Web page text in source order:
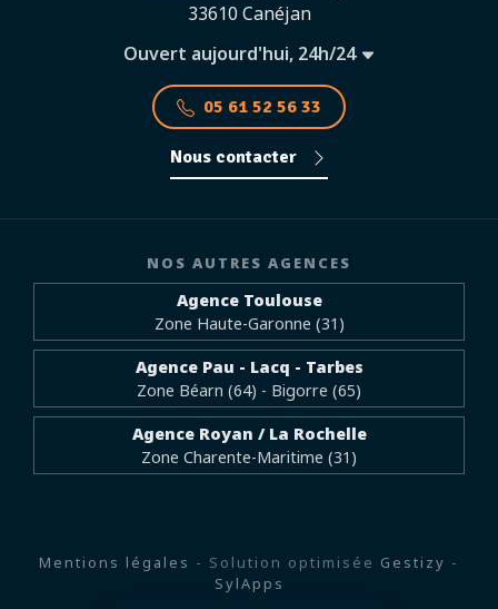
33610 Canéjan
Ouvert aujourd'hui, 24h/24
05 61 52 56 33
Nous contacter
NOS AUTRES AGENCES
Agence Toulouse
Zone Haute-Garonne (31)
Agence Pau - Lacq - Tarbes
Zone Béarn (64) - Bigorre (65)
Agence Royan / La Rochelle
Zone Charente-Maritime (31)
Mentions légales - Solution optimisée Gestizy -
SylApps